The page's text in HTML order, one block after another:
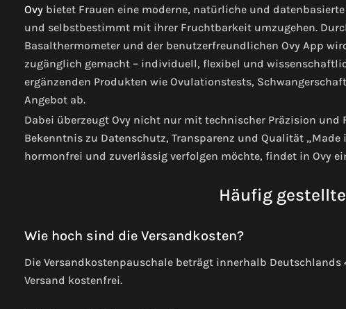
Ovy bietet Frauen eine moderne, natürliche und
und selbstbestimmt mit ihrer Fruchtbarkeit umzugehen.
Basalthermometer und der benutzerfreundlichen Ovy App
zugänglich gemacht – individuell, flexibel und
ergänzenden Produkten wie Ovulationstests,
Angebot ab.
Dabei überzeugt Ovy nicht nur mit technischer Präzision
Bekenntnis zu Datenschutz, Transparenz und Qualität „Made
hormonfrei und zuverlässig verfolgen möchte, findet in Ovy
Häufig
Wie hoch sind die Versandkosten?
Die Versandkostenpauschale beträgt innerhalb
Versand kostenfrei.